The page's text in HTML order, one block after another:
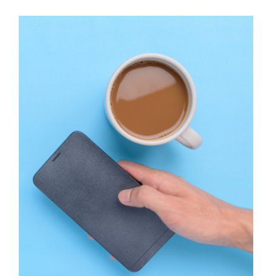
Matin pour agir • les petits-
dej Dynabuy